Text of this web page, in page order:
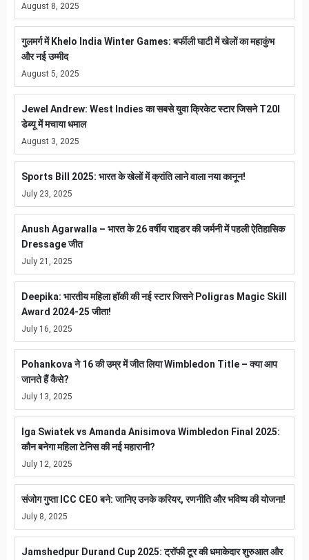
August 8, 2025
गुलमर्ग में Khelo India Winter Games: बर्फीली घाटी में खेलों का महाकुंभ
और नई उम्मीद
August 5, 2025
Jewel Andrew: West Indies का सबसे युवा क्रिकेट स्टार जिसने T20I
डेब्यू में मचाया धमाल
August 3, 2025
Sports Bill 2025: भारत के खेलों में क्रांति लाने वाला नया कानून!
July 23, 2025
Anush Agarwalla – भारत के 26 वर्षीय राइडर की जर्मनी में पहली ऐतिहासिक
Dressage जीत
July 21, 2025
Deepika: भारतीय महिला हॉकी की नई स्टार जिसने Poligras Magic Skill
Award 2024-25 जीता!
July 16, 2025
Pohankova ने 16 की उम्र में जीत लिया Wimbledon Title – क्या आप
जानते हैं कैसे?
July 13, 2025
Iga Swiatek vs Amanda Anisimova Wimbledon Final 2025:
कौन बनेगा महिला टेनिस की नई महारानी?
July 12, 2025
संजोग गुप्ता ICC CEO बने: जानिए उनके करियर, रणनीति और भविष्य की योजना!
July 8, 2025
Jamshedpur Durand Cup 2025: ट्रॉफी टूर की धमाकेदार शुरुआत और